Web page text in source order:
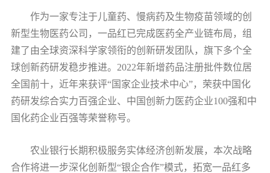
作为一家专注于儿童药、慢病药及生物疫苗领域的创
新型生物医药公司，一品红已完成医药全产业链布局，组
建了由全球资深科学家领衔的创新研发团队，旗下多个全
球创新药研发稳步推进。2022年新增药品注册批件数位居
全国前十，近年来获评“国家企业技术中心”，荣获中国化
药研发综合实力百强企业、中国创新力医药企业100强和中
国化药企业百强等荣誉称号。
农业银行长期积极服务实体经济创新发展，本次战略
合作将进一步深化创新型“银企合作”模式，拓宽一品红多